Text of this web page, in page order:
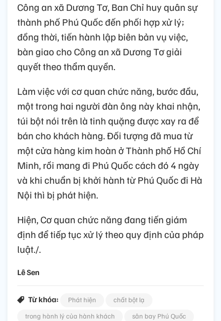
Công an xã Dương Tơ, Ban Chỉ huy quân sự
thành phố Phú Quốc đến phối hợp xử lý;
đồng thời, tiến hành lập biên bản vụ việc,
bàn giao cho Công an xã Dương Tơ giải
quyết theo thẩm quyền.
Làm việc với cơ quan chức năng, bước đầu,
một trong hai người đàn ông này khai nhận,
túi bột nói trên là tinh quặng được xay ra để
bán cho khách hàng. Đối tượng đã mua từ
một cửa hàng kim hoàn ở Thành phố Hồ Chí
Minh, rồi mang đi Phú Quốc cách đó 4 ngày
và khi chuẩn bị khởi hành từ Phú Quốc đi Hà
Nội thì bị phát hiện.
Hiện, Cơ quan chức năng đang tiến giám
định để tiếp tục xử lý theo quy định của pháp
luật./.
Lê Sen
Từ khóa: Phát hiện
chất bột lạ
trong hành lý của hành khách
sân bay Phú Quốc